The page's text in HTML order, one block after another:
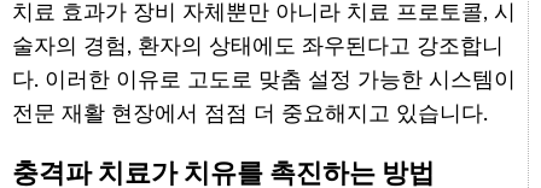
치료 효과가 장비 자체뿐만 아니라 치료 프로토콜, 시
술자의 경험, 환자의 상태에도 좌우된다고 강조합니
다. 이러한 이유로 고도로 맞춤 설정 가능한 시스템이
전문 재활 현장에서 점점 더 중요해지고 있습니다.
충격파 치료가 치유를 촉진하는 방법